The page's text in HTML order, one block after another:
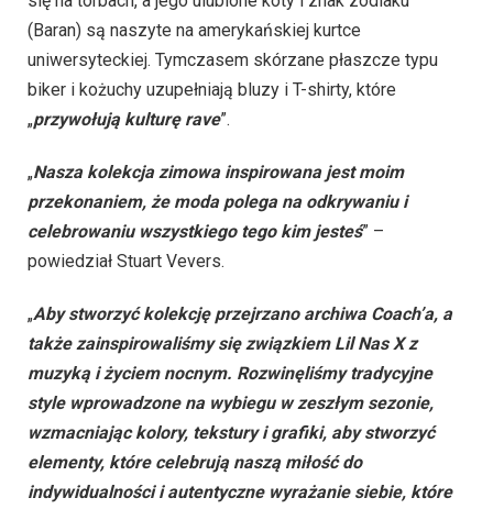
(Baran) są naszyte na amerykańskiej kurtce
uniwersyteckiej. Tymczasem skórzane płaszcze typu
biker i kożuchy uzupełniają bluzy i T-shirty, które
„przywołują kulturę rave”.
„Nasza kolekcja zimowa inspirowana jest moim
przekonaniem, że moda polega na odkrywaniu i
celebrowaniu wszystkiego tego kim jesteś” –
powiedział Stuart Vevers.
„Aby stworzyć kolekcję przejrzano archiwa Coach’a, a
także zainspirowaliśmy się związkiem Lil Nas X z
muzyką i życiem nocnym. Rozwinęliśmy tradycyjne
style wprowadzone na wybiegu w zeszłym sezonie,
wzmacniając kolory, tekstury i grafiki, aby stworzyć
elementy, które celebrują naszą miłość do
indywidualności i autentyczne wyrażanie siebie, które